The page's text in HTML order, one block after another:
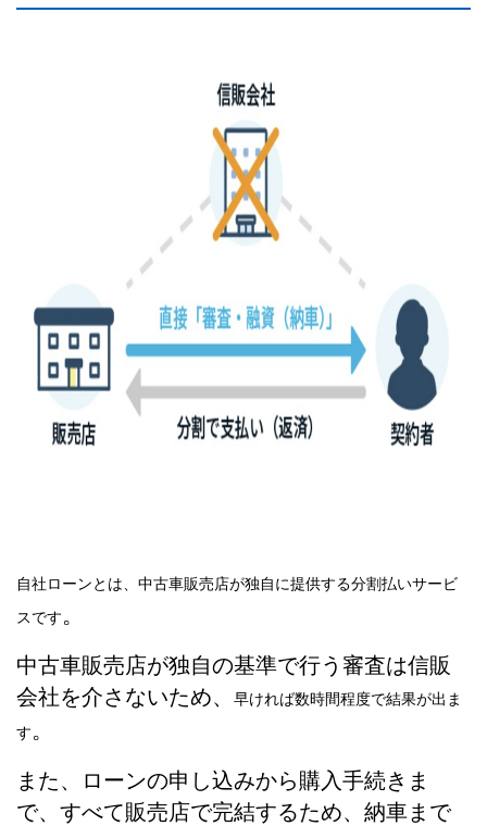
自社ローンとは、中古車販売店が独自に提供する分割払いサービ
スです。
中古車販売店が独自の基準で行う審査は信販
会社を介さないため、
早ければ数時間程度で結果が出ま
す。
また、ローンの申し込みから購入手続きま
で、すべて販売店で完結するため、納車まで